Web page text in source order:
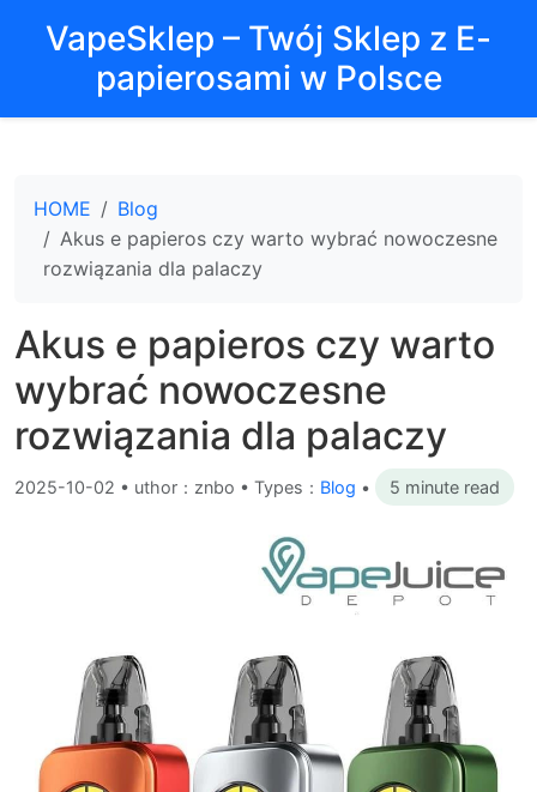
VapeSklep – Twój Sklep z E-
papierosami w Polsce
HOME
Blog
Akus e papieros czy warto wybrać nowoczesne
rozwiązania dla palaczy
Akus e papieros czy warto
wybrać nowoczesne
rozwiązania dla palaczy
2025-10-02 • uthor：znbo • Types： Blog • 5 minute read